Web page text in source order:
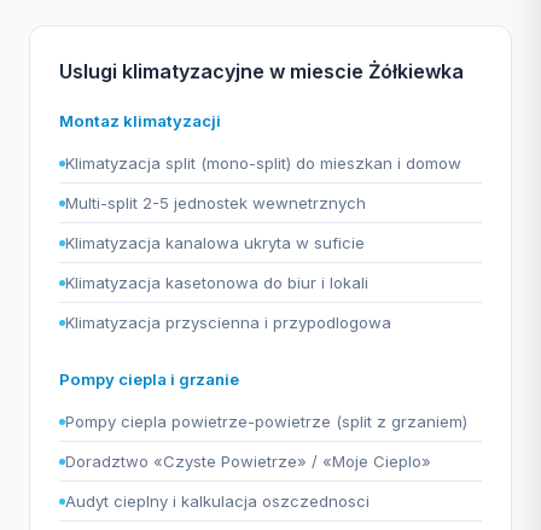
Uslugi klimatyzacyjne w miescie Żółkiewka
Montaz klimatyzacji
Klimatyzacja split (mono-split) do mieszkan i domow
Multi-split 2-5 jednostek wewnetrznych
Klimatyzacja kanalowa ukryta w suficie
Klimatyzacja kasetonowa do biur i lokali
Klimatyzacja przyscienna i przypodlogowa
Pompy ciepla i grzanie
Pompy ciepla powietrze-powietrze (split z grzaniem)
Doradztwo «Czyste Powietrze» / «Moje Cieplo»
Audyt cieplny i kalkulacja oszczednosci